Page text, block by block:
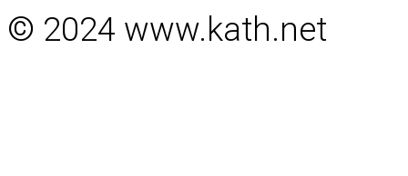
© 2024 www.kath.net